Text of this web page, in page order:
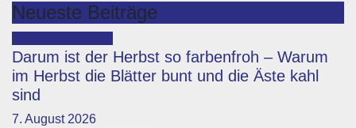
Neueste Beiträge
Darum ist der Herbst so farbenfroh – Warum
im Herbst die Blätter bunt und die Äste kahl
sind
7. August 2026